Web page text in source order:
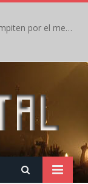
Crónica: In Flames y The Baboon Show compiten por el mejor concierto del día en el Leyendas del Rock – Viernes – Agosto 2026